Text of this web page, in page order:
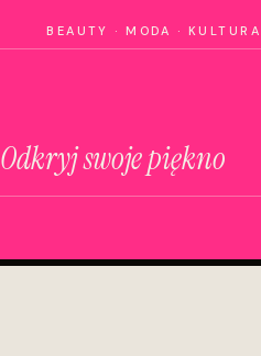
BEAUTY · MODA · KULTURA
Odkryj swoje piękno